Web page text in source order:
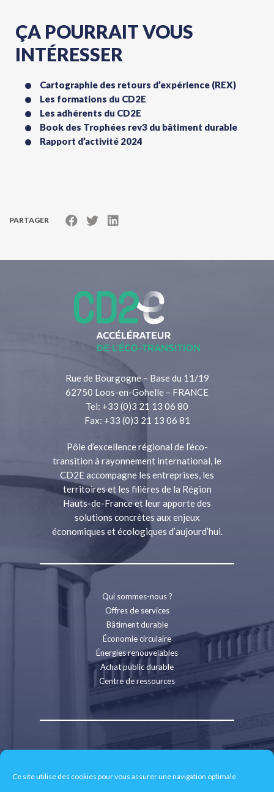
Ce site utilise des cookies pour vous assurer une navigation optimale
ÇA POURRAIT VOUS
INTÉRESSER
Cartographie des retours d’expérience (REX)
Les formations du CD2E
Les adhérents du CD2E
Book des Trophées rev3 du bâtiment durable
Rapport d’activité 2024
PARTAGER
Rue de Bourgogne – Base du 11/19
62750 Loos-en-Gohelle – FRANCE
Tel: +33 (0)3 21 13 06 80
Fax: +33 (0)3 21 13 06 81
Pôle d’excellence régional de l’éco-
transition à rayonnement international, le
CD2E accompagne les entreprises, les
territoires et les filières de la Région
Hauts-de-France et leur apporte des
solutions concrètes aux enjeux
économiques et écologiques d’aujourd’hui.
Qui sommes-nous ?
Offres de services
Bâtiment durable
Économie circulaire
Énergies renouvelables
Achat public durable
Centre de ressources
Contact
Espace presse